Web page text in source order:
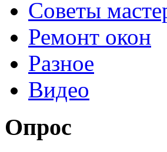
Советы
Ремонт окон
Разное
Видео
Опрос